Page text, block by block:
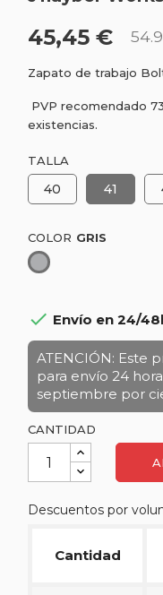
45,45 €
Zapato de trabajo
PVP recomendado
existencias.
TALLA
40 41
COLOR
Gris
 Envío en 24/
ATENCIÓN: Este
para envío 24
septiembre por
CANTIDAD
Descuentos por
Cantidad